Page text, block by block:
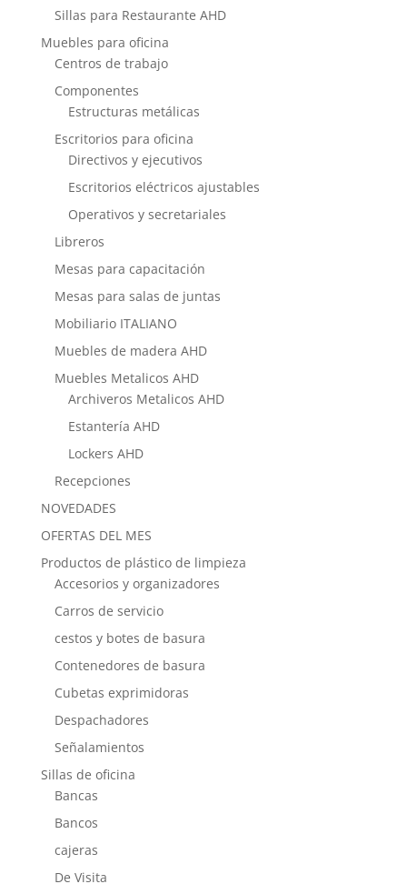
Sillas para Restaurante AHD
Muebles para oficina
Centros de trabajo
Componentes
Estructuras metálicas
Escritorios para oficina
Directivos y ejecutivos
Escritorios eléctricos ajustables
Operativos y secretariales
Libreros
Mesas para capacitación
Mesas para salas de juntas
Mobiliario ITALIANO
Muebles de madera AHD
Muebles Metalicos AHD
Archiveros Metalicos AHD
Estantería AHD
Lockers AHD
Recepciones
NOVEDADES
OFERTAS DEL MES
Productos de plástico de limpieza
Accesorios y organizadores
Carros de servicio
cestos y botes de basura
Contenedores de basura
Cubetas exprimidoras
Despachadores
Señalamientos
Sillas de oficina
Bancas
Bancos
cajeras
De Visita